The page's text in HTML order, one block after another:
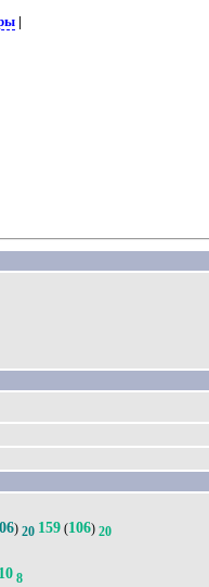
) 20 159 (106) 20
10 8